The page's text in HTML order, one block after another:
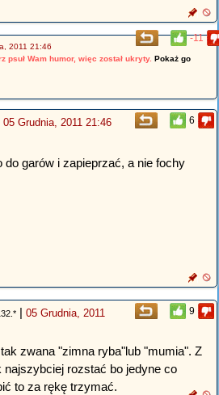
-11
2011 21:46
psuł Wam humor, więc został ukryty. Pokaż go
6
05 Grudnia, 2011 21:46
do garów i zapieprzać, a nie fochy
9
| 05 Grudnia, 2011
zwana "zimna ryba"lub "mumia". Z
najszybciej rozstać bo jedyne co
to za rękę trzymać.